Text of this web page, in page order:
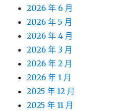
2026 年 6 月
2026 年 5 月
2026 年 4 月
2026 年 3 月
2026 年 2 月
2026 年 1 月
2025 年 12 月
2025 年 11 月